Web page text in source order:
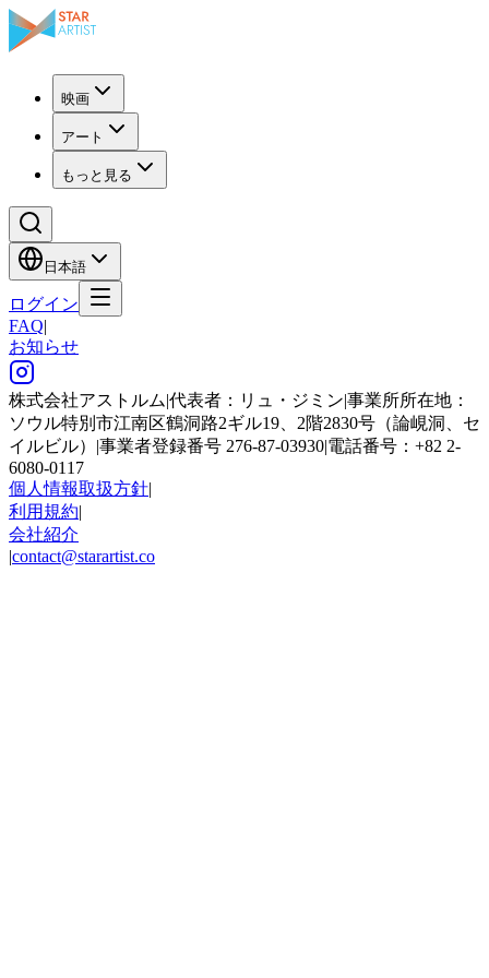
映画
アート
もっと見る
日本語
ログイン
FAQ|
お知らせ
株式会社アストルム|代表者：リュ・ジミン|事業所所在地：
ソウル特別市江南区鶴洞路2ギル19、2階2830号（論峴洞、セ
イルビル） |事業者登録番号 276-87-03930|電話番号：+82 2-
6080-0117
個人情報取扱方針|
利用規約|
会社紹介
|contact@starartist.co